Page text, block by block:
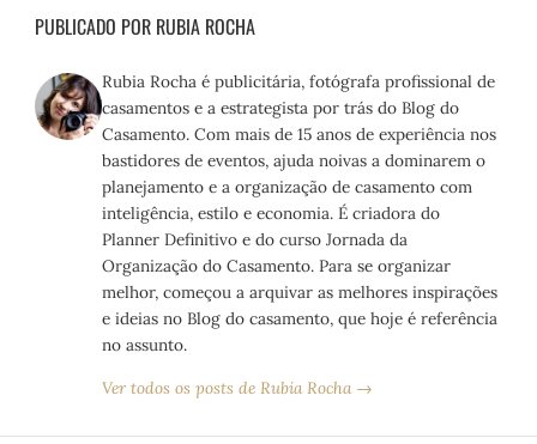
PUBLICADO POR RUBIA ROCHA
Rubia Rocha é publicitária, fotógrafa profissional de
casamentos e a estrategista por trás do Blog do
Casamento. Com mais de 15 anos de experiência nos
bastidores de eventos, ajuda noivas a dominarem o
planejamento e a organização de casamento com
inteligência, estilo e economia. É criadora do
Planner Definitivo e do curso Jornada da
Organização do Casamento. Para se organizar
melhor, começou a arquivar as melhores inspirações
e ideias no Blog do casamento, que hoje é referência
no assunto.
Ver todos os posts de Rubia Rocha →